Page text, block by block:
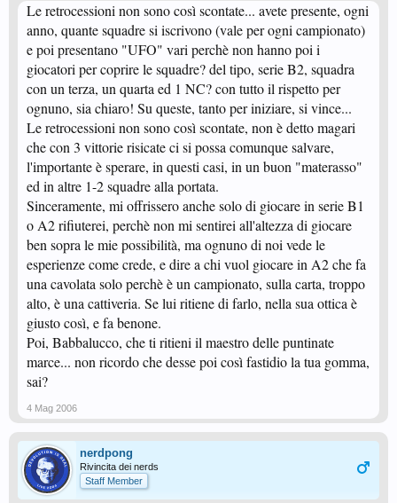
Le retrocessioni non sono così scontate... avete presente, ogni
anno, quante squadre si iscrivono (vale per ogni campionato)
e poi presentano "UFO" vari perchè non hanno poi i
giocatori per coprire le squadre? del tipo, serie B2, squadra
con un terza, un quarta ed 1 NC? con tutto il rispetto per
ognuno, sia chiaro! Su queste, tanto per iniziare, si vince...
Le retrocessioni non sono così scontate, non è detto magari
che con 3 vittorie risicate ci si possa comunque salvare,
l'importante è sperare, in questi casi, in un buon "materasso"
ed in altre 1-2 squadre alla portata.
Sinceramente, mi offrissero anche solo di giocare in serie B1
o A2 rifiuterei, perchè non mi sentirei all'altezza di giocare
ben sopra le mie possibilità, ma ognuno di noi vede le
esperienze come crede, e dire a chi vuol giocare in A2 che fa
una cavolata solo perchè è un campionato, sulla carta, troppo
alto, è una cattiveria. Se lui ritiene di farlo, nella sua ottica è
giusto così, e fa benone.
Poi, Babbalucco, che ti ritieni il maestro delle puntinate
marce... non ricordo che desse poi così fastidio la tua gomma,
sai?
4 Mag 2006
nerdpong
Rivincita dei nerds
Staff Member